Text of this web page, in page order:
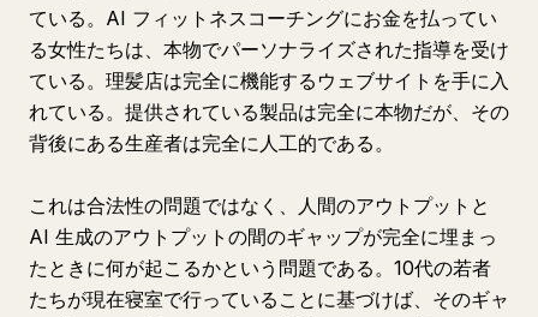
ている。AI フィットネスコーチングにお金を払ってい
る女性たちは、本物でパーソナライズされた指導を受け
ている。理髪店は完全に機能するウェブサイトを手に入
れている。提供されている製品は完全に本物だが、その
背後にある生産者は完全に人工的である。
これは合法性の問題ではなく、人間のアウトプットと
AI 生成のアウトプットの間のギャップが完全に埋まっ
たときに何が起こるかという問題である。10代の若者
たちが現在寝室で行っていることに基づけば、そのギャ